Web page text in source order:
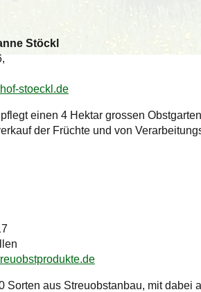
Stöckl
stoeckl.de
einen 4 Hektar grossen
der Früchte und von
Sorten aus Streuobstanbau, mit dabei